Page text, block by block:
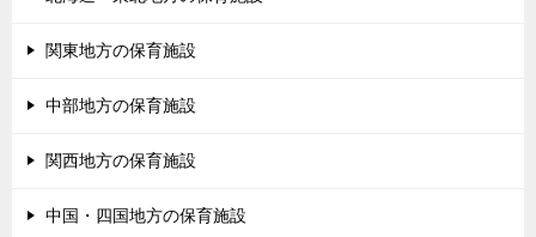
関東地方の保育施設
中部地方の保育施設
関西地方の保育施設
中国・四国地方の保育施設